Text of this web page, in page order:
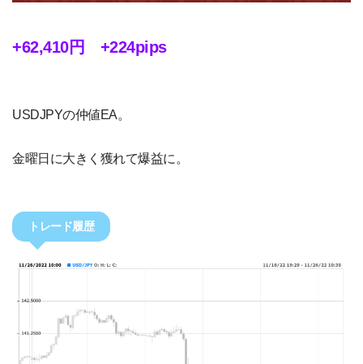
+62,410円 +224pips
USDJPYの仲値EA。
金曜日に大きく獲れて爆益に。
トレード履歴